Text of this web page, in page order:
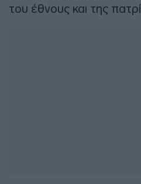
του έθνους και της